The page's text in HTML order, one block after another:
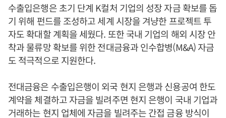
수출입은행은 초기 단계 K컬처 기업의 성장 자금 확보를 돕
기 위해 펀드를 조성하고 세계 시장을 겨냥한 프로젝트 투
자도 확대할 계획을 세웠다. 또한 국내 기업의 해외 시장 안
착과 물류망 확보를 위한 전대금융과 인수합병(M&A) 자금
도 적극적으로 지원한다.
전대금융은 수출입은행이 외국 현지 은행과 신용공여 한도
계약을 체결하고 자금을 빌려주면 현지 은행이 국내 기업과
거래하는 현지 업체에 자금을 빌려주는 간접 금융 방식이